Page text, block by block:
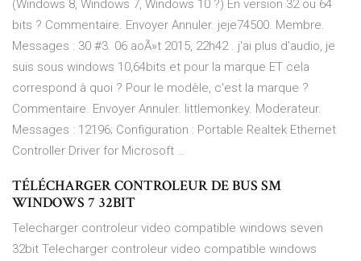
(Windows 8, Windows 7, Windows 10 ?) En version 32 ou 64
bits ? Commentaire. Envoyer Annuler. jeje74500. Membre.
Messages : 30 #3. 06 aoÃ»t 2015, 22h42 . j'ai plus d'audio, je
suis sous windows 10,64bits et pour la marque ET cela
correspond à quoi ? Pour le modèle, c'est la marque ?
Commentaire. Envoyer Annuler. littlemonkey. Moderateur.
Messages : 12196; Configuration : Portable Realtek Ethernet
Controller Driver for Microsoft …
TÉLÉCHARGER CONTROLEUR DE BUS SM
WINDOWS 7 32BIT
Telecharger controleur video compatible windows seven
32bit Telecharger controleur video compatible windows